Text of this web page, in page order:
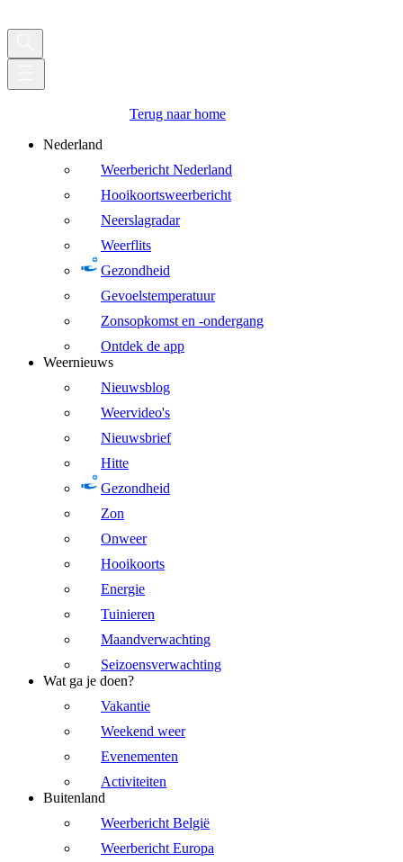
Terug naar home
Nederland
Weerbericht Nederland
Hooikoortsweerbericht
Neerslagradar
Weerflits
Gezondheid
Gevoelstemperatuur
Zonsopkomst en -ondergang
Ontdek de app
Weernieuws
Nieuwsblog
Weervideo's
Nieuwsbrief
Hitte
Gezondheid
Zon
Onweer
Hooikoorts
Energie
Tuinieren
Maandverwachting
Seizoensverwachting
Wat ga je doen?
Vakantie
Weekend weer
Evenementen
Activiteiten
Buitenland
Weerbericht België
Weerbericht Europa